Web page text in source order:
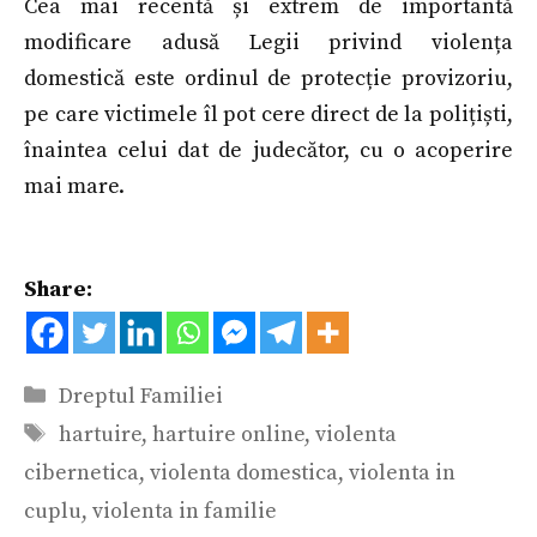
Cea mai recentă și extrem de importantă
modificare adusă Legii privind violența
domestică este ordinul de protecție provizoriu,
pe care victimele îl pot cere direct de la polițiști,
înaintea celui dat de judecător, cu o acoperire
mai mare.
Share:
Categorii
Dreptul Familiei
Etichete
hartuire, hartuire online, violenta
cibernetica, violenta domestica, violenta in
cuplu, violenta in familie